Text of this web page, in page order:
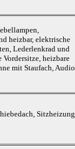
heizbar, elektrische
Lederlenkrad und
heizbare
mit Staufach, Audio
Sitzheizung,